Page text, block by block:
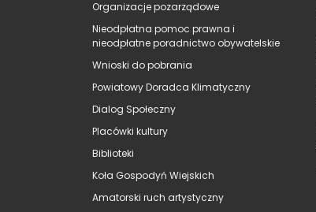
Organizacje pozarządowe
Nieodpłatna pomoc prawna i
nieodpłatne poradnictwo obywatelskie
Wnioski do pobrania
Powiatowy Doradca Klimatyczny
Dialog Społeczny
Placówki kultury
Biblioteki
Koła Gospodyń Wiejskich
Amatorski ruch artystyczny